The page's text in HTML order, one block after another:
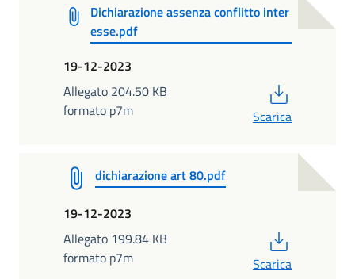
Dichiarazione assenza conflitto inter
esse.pdf
19-12-2023
Allegato 204.50 KB
formato p7m
Scarica
dichiarazione art 80.pdf
19-12-2023
Allegato 199.84 KB
formato p7m
Scarica